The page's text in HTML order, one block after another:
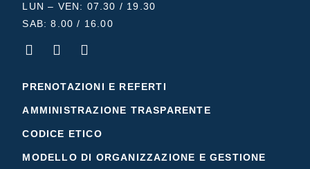
LUN – VEN: 07.30 / 19.30
SAB: 8.00 / 16.00
PRENOTAZIONI E REFERTI
AMMINISTRAZIONE TRASPARENTE
CODICE ETICO
MODELLO DI ORGANIZZAZIONE E GESTIONE